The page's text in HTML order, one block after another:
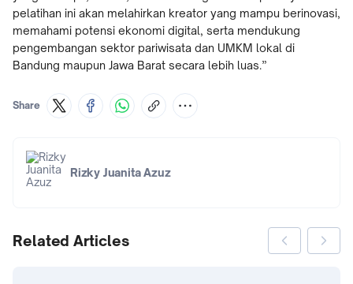
pelatihan ini akan melahirkan kreator yang mampu berinovasi,
memahami potensi ekonomi digital, serta mendukung
pengembangan sektor pariwisata dan UMKM lokal di
Bandung maupun Jawa Barat secara lebih luas.”
Share
Rizky Juanita Azuz
Related Articles